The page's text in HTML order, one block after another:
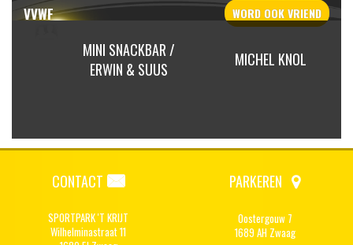
VVWF WORD OOKVRIEND
MINI SNACKBAR /
ERWIN & SUUS
MICHEL KNOL
CONTACT
SPORTPARK 'T KRIJT
Wilhelminastraat 11
PARKEREN
Oostergouw 7
1689 AH Zwaag